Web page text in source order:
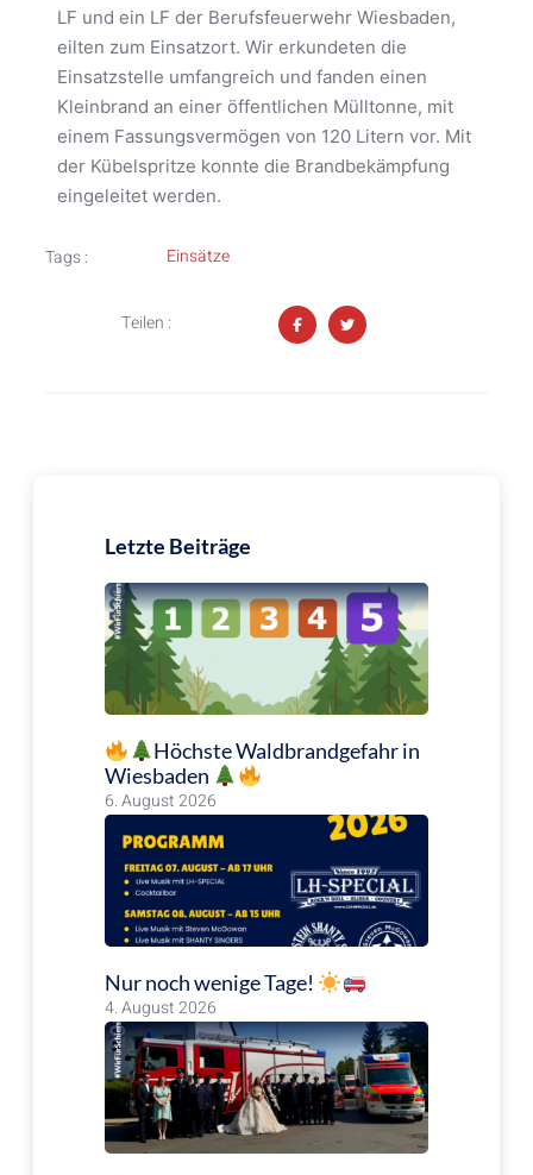
LF und ein LF der Berufsfeuerwehr Wiesbaden,
eilten zum Einsatzort. Wir erkundeten die
Einsatzstelle umfangreich und fanden einen
Kleinbrand an einer öffentlichen Mülltonne, mit
einem Fassungsvermögen von 120 Litern vor. Mit
der Kübelspritze konnte die Brandbekämpfung
eingeleitet werden.
Tags : Einsätze
Teilen :
Letzte Beiträge
Höchste Waldbrandgefahr in
Wiesbaden
6. August 2026
Nur noch wenige Tage!
4. August 2026